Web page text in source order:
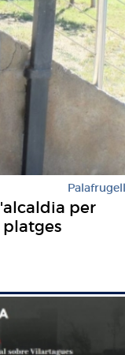
Palafrugell
per
platges